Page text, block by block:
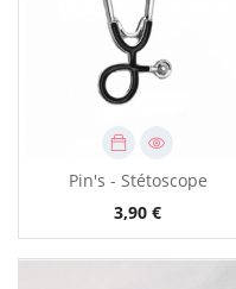
Pin's - Stétoscope
3,90 €